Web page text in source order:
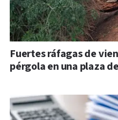
Fuertes ráfagas de
pérgola en una plaza